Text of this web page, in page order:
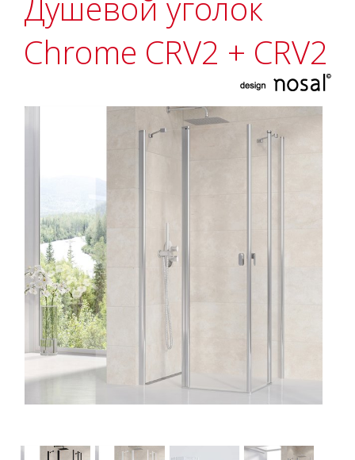
Chrome CRV2 + CRV2